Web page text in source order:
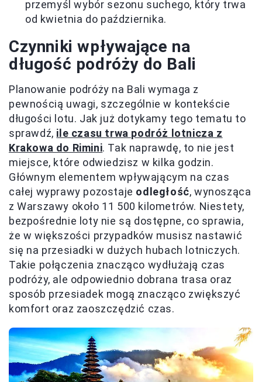
przemyśl wybór sezonu suchego, który trwa
od kwietnia do października.
Czynniki wpływające na
długość podróży do Bali
Planowanie podróży na Bali wymaga z
pewnością uwagi, szczególnie w kontekście
długości lotu. Jak już dotykamy tego tematu to
sprawdź, ile czasu trwa podróż lotnicza z
Krakowa do Rimini. Tak naprawdę, to nie jest
miejsce, które odwiedzisz w kilka godzin.
Głównym elementem wpływającym na czas
całej wyprawy pozostaje odległość, wynosząca
z Warszawy około 11 500 kilometrów. Niestety,
bezpośrednie loty nie są dostępne, co sprawia,
że w większości przypadków musisz nastawić
się na przesiadki w dużych hubach lotniczych.
Takie połączenia znacząco wydłużają czas
podróży, ale odpowiednio dobrana trasa oraz
sposób przesiadek mogą znacząco zwiększyć
komfort oraz zaoszczędzić czas.